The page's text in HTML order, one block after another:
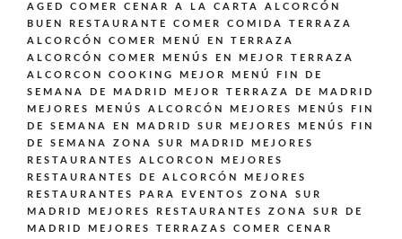
AGED
COMER CENAR A LA CARTA ALCORCÓN
BUEN RESTAURANTE
COMER COMIDA TERRAZA
ALCORCÓN
COMER MENÚ EN TERRAZA
ALCORCÓN
COMER MENÚS EN MEJOR TERRAZA
ALCORCON
COOKING
MEJOR MENÚ FIN DE
SEMANA DE MADRID
MEJOR TERRAZA DE MADRID
MEJORES MENÚS ALCORCÓN
MEJORES MENÚS FIN
DE SEMANA EN MADRID SUR
MEJORES MENÚS FIN
DE SEMANA ZONA SUR MADRID
MEJORES
RESTAURANTES ALCORCON
MEJORES
RESTAURANTES DE ALCORCÓN
MEJORES
RESTAURANTES PARA EVENTOS ZONA SUR
MADRID
MEJORES RESTAURANTES ZONA SUR DE
MADRID
MEJORES TERRAZAS COMER CENAR